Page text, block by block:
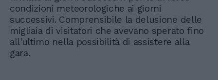
condizioni meteorologiche ai giorni
successivi. Comprensibile la delusione delle
migliaia di visitatori che avevano sperato fino
all'ultimo nella possibilità di assistere alla
gara.